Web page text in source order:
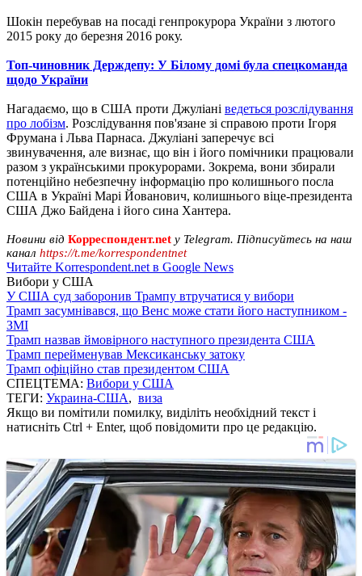
Шокін перебував на посаді генпрокурора України з лютого
2015 року до березня 2016 року.
Топ-чиновник Держдепу: У Білому домі була спецкоманда
щодо України
Нагадаємо, що в США проти Джуліані ведеться розслідування
про лобізм. Розслідування пов'язане зі справою проти Ігоря
Фрумана і Льва Парнаса. Джуліані заперечує всі
звинувачення, але визнає, що він і його помічники працювали
разом з українськими прокурорами. Зокрема, вони збирали
потенційно небезпечну інформацію про колишнього посла
США в Україні Марі Йованович, колишнього віце-президента
США Джо Байдена і його сина Хантера.
Новини від Корреспондент.net у Telegram. Підписуйтесь на наш
канал https://t.me/korrespondentnet
Читайте Korrespondent.net в Google News
Вибори у США
У США суд заборонив Трампу втручатися у вибори
Трамп засумнівався, що Венс може стати його наступником -
ЗМІ
Трамп назвав ймовірного наступного президента США
Трамп перейменував Мексиканську затоку
Трамп офіційно став президентом США
СПЕЦТЕМА: Вибори у США
ТЕГИ: Украина-США, виза
Якщо ви помітили помилку, виділіть необхідний текст і
натисніть Ctrl + Enter, щоб повідомити про це редакцію.